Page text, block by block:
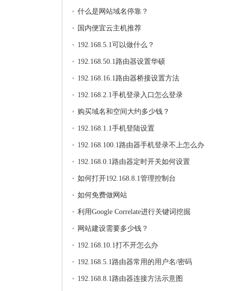
什么是网站域名停靠？
国内便宜云主机推荐
192.168.5.1可以做什么？
192.168.50.1路由器设置华硕
192.168.16.1路由器桥接设置方法
192.168.2.1手机登录入口怎么登录
购买域名和空间大约多少钱？
192.168.1.1手机登陆设置
192.168.100.1路由器手机登录不上怎么办
192.168.0.1路由器定时开关如何设置
如何打开192.168.8.1管理控制台
如何免费做网站
利用Google Correlate进行关键词挖掘
网站建设需要多少钱？
192.168.10.1打不开怎么办
192.168.5.1路由器常用的用户名/密码
192.168.8.1路由器连接方法示意图